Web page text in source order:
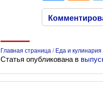
Главная страница / Еда и кулинария
Статья опубликована в